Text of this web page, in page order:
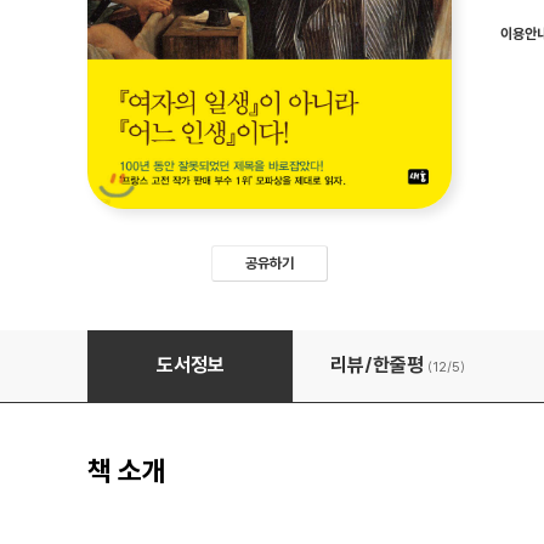
공유하기
이용안
어느 인생도서정보 리뷰/한줄평 (12/5)
책 소개